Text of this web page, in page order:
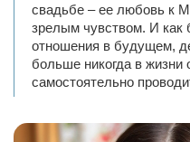
свадьбе – ее любовь к
зрелым чувством. И как
отношения в будущем,
больше никогда в жизни
самостоятельно